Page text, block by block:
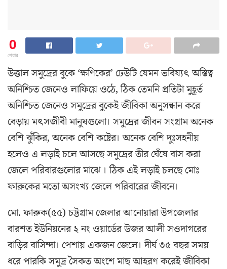
0
শেয়ার
উত্তাল সমুদ্রের বুকে ‘ক্ষণিকের’ ঢেউটি যেমন ভবিষ্যৎ অস্তিত্ব
অনিশ্চিত জেনেও লাফিয়ে ওঠে, ঠিক তেমনি প্রতিটা মুহূর্ত
অনিশ্চিত জেনেও সমুদ্রের বুকেই জীবিকা অনুসন্ধান করে
বেড়ায় মৎসজীবী মানুষগুলো। সমুদ্রের জীবন সংগ্রাম অনেক
বেশি ঝুঁকির, অনেক বেশি কষ্টের। অনেক বেশি দুঃসহনীয়
হলেও এ লড়াই চলে আসছে সমুদ্রের তীর ঘেঁষে বাস করা
জেলে পরিবারগুলোর মাঝে । ঠিক এই লড়াই চলছে মোঃ
ফারুকের মতো অসংখ্য জেলে পরিবারের জীবনে।
মো. ফারুক(৫৫) চট্টগ্রাম জেলার আনোয়ারা উপজেলার
বারশত ইউনিয়নের ২ নং ওয়ার্ডের উজর আলী সওদাগরের
বাড়ির বাসিন্দা। পেশায় একজন জেলে। দীর্ঘ ৩৫ বছর সময়
ধরে পারকি সমুদ্র সৈকত অংশে মাছ আহরণ করেই জীবিকা